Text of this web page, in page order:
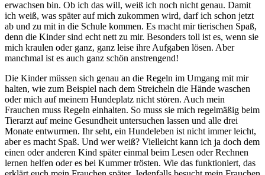
erwachsen bin. Ob ich das will, weiß ich noch nicht genau. Damit
ich weiß, was später auf mich zukommen wird, darf ich schon jetzt
ab und zu mit in die Schule kommen. Es macht mir tierischen Spaß,
denn die Kinder sind echt nett zu mir. Besonders toll ist es, wenn sie
mich kraulen oder ganz, ganz leise ihre Aufgaben lösen. Aber
manchmal ist es auch ganz schön anstrengend!
Die Kinder müssen sich genau an die Regeln im Umgang mit mir
halten, wie zum Beispiel nach dem Streicheln die Hände waschen
oder mich auf meinem Hundeplatz nicht stören. Auch mein
Frauchen muss Regeln einhalten. So muss sie mich regelmäßig beim
Tierarzt auf meine Gesundheit untersuchen lassen und alle drei
Monate entwurmen. Ihr seht, ein Hundeleben ist nicht immer leicht,
aber es macht Spaß. Und wer weiß? Vielleicht kann ich ja doch dem
einen oder anderen Kind später einmal beim Lesen oder Rechnen
lernen helfen oder es bei Kummer trösten. Wie das funktioniert, das